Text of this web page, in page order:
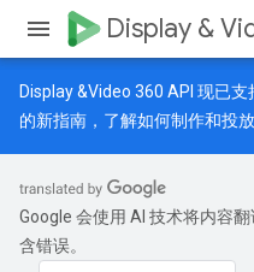
Display &
Display &Video 360 API 现已
的新指南 ，了解如何制作和投
Google 会使用 AI 技术将内容
含错误。